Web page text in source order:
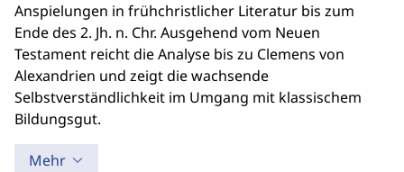
Anspielungen in frühchristlicher Literatur bis zum
Ende des 2. Jh. n. Chr. Ausgehend vom Neuen
Testament reicht die Analyse bis zu Clemens von
Alexandrien und zeigt die wachsende
Selbstverständlichkeit im Umgang mit klassischem
Bildungsgut.
Mehr